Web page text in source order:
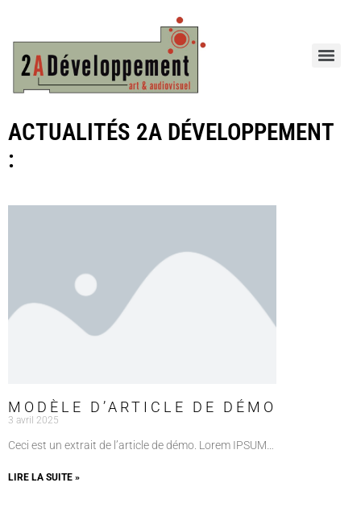
ACTUALITÉS 2A DÉVELOPPEMENT
:
MODÈLE D’ARTICLE DE DÉMO
3 avril 2025
Ceci est un extrait de l’article de démo. Lorem IPSUM…
LIRE LA SUITE »